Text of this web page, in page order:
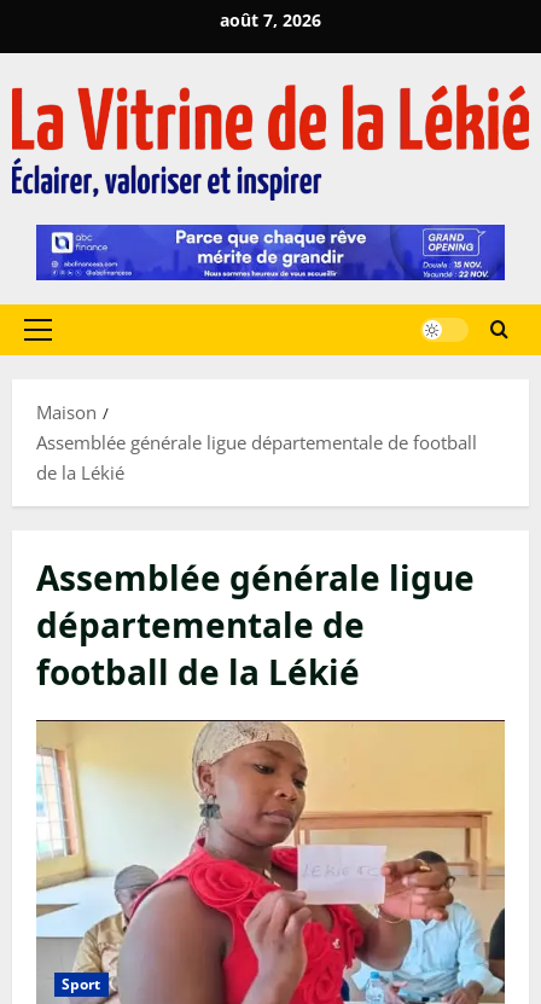
au
août 7, 2026
Menu
Maison
Assemblée générale ligue départementale de football
de la Lékié
Assemblée générale ligue
départementale de
football de la Lékié
Sport